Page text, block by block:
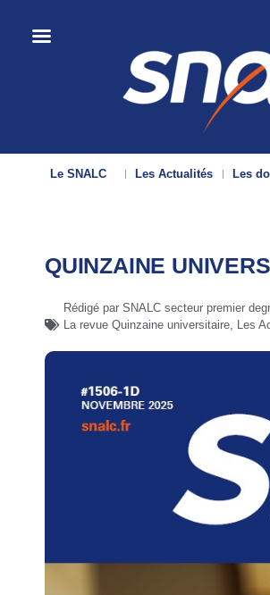
Le SNALC Les Actualités Les
QUINZAINE
Rédigé par SNALC secteur premier
La revue Quinzaine universitaire, Les